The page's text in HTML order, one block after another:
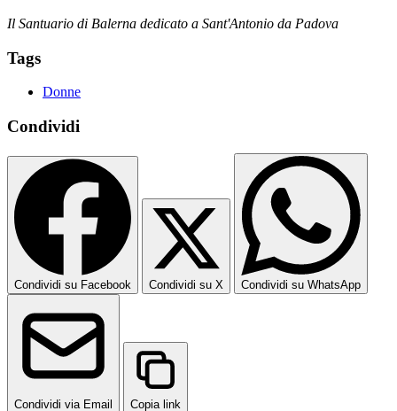
Il Santuario di Balerna dedicato a Sant'Antonio da Padova
Tags
Donne
Condividi
Condividi su Facebook Condividi su X Condividi su WhatsApp
Condividi via Email
Copia link